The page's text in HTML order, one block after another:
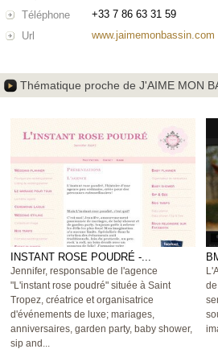
Téléphone
+33 7 86 63 31 59
Url
www.jaimemonbassin.com
Thématique proche de J'AIME MON
INSTANT ROSE POUDRÉ -...
Jennifer, responsable de l'agence
"L'instant rose poudré" située à Saint
Tropez, créatrice et organisatrice
d'événements de luxe; mariages,
anniversaires, garden party, baby shower,
sip and...